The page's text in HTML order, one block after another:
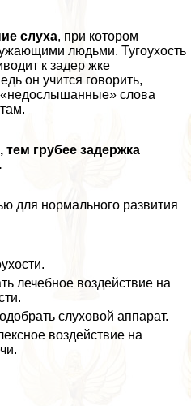
слуха, при котором
людьми. Тугоухость
к задер жке
он учится говорить,
слова
грубее задержка
для нормального развития
лечебное воздействие на
слуховой аппарат.
воздействие на